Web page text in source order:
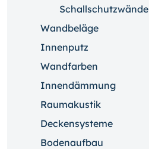
Schallschutzwände
Wandbeläge
Innenputz
Wandfarben
Innendämmung
Raumakustik
Deckensysteme
Bodenaufbau